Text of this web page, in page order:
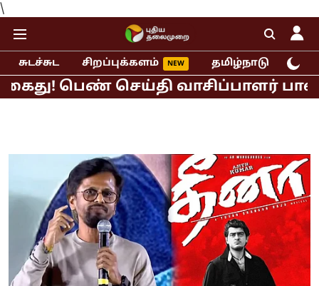
\
சுடச்சுட சிறப்புக்களம் தமிழ்நாடு
பெண் செய்தி வாசிப்பாளர் பாலியல்